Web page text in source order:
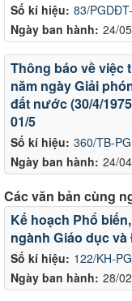
Số kí hiệu: 83/
Ngày ban hành: 24/
Số kí hiệu: 360/TB-
Ngày ban hành: 24/
Thông báo về việc
năm ngày Giải
đất nước (30/4/
01/5
Các văn bản cùng
Số kí hiệu: 122/KH-
Ngày ban hành: 28/
Kế hoạch Phổ
ngành Giáo dục